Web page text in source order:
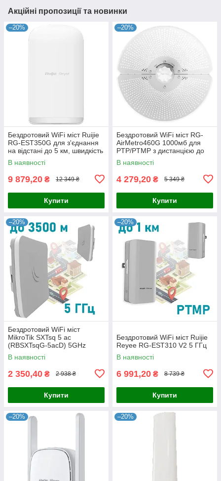
Акційні пропозиції та новинки
–20%
Бездротовий WiFi міст Ruijie
RG-EST350G для з'єднання
на відстані до 5 км, швидкість
до 867 Мбіт/с, підключення 3
порти, посилення
В наявності
9 879,20 ₴ 12 349 ₴
Купити
–20%
Бездротовий WiFi міст RG-
AirMetro460G 1000мб для
PTP/PTMP з дистанцією до
15 км, 5 ГГц, 867 Мбіт/с,
IP65, PoE, -40℃ до +70℃
В наявності
4 279,20 ₴ 5 349 ₴
Купити
–20%
Бездротовий WiFi міст
MikroTik SXTsq 5 ac
(RBSXTsqG-5acD) 5GHz
В наявності
2 350,40 ₴ 2 938 ₴
Купити
–20%
Бездротовий WiFi міст Ruijie
Reyee RG-EST310 V2 5 ГГц
В наявності
6 991,20 ₴ 8 739 ₴
Купити
–20% –20%